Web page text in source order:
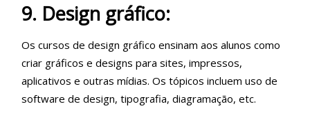
9. Design gráfico:
Os cursos de design gráfico ensinam aos alunos como
criar gráficos e designs para sites, impressos,
aplicativos e outras mídias. Os tópicos incluem uso de
software de design, tipografia, diagramação, etc.